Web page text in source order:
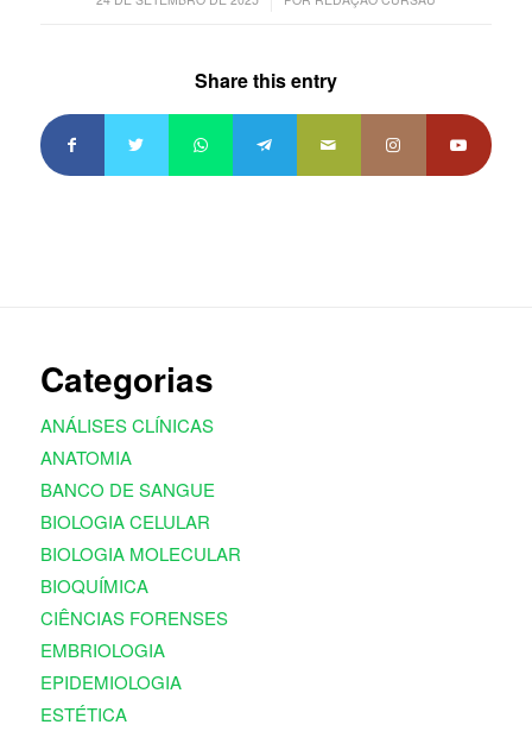
Share this entry
Categorias
ANÁLISES CLÍNICAS
ANATOMIA
BANCO DE SANGUE
BIOLOGIA CELULAR
BIOLOGIA MOLECULAR
BIOQUÍMICA
CIÊNCIAS FORENSES
EMBRIOLOGIA
EPIDEMIOLOGIA
ESTÉTICA